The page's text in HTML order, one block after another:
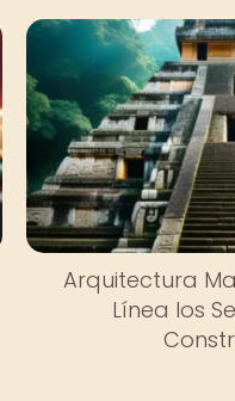
Arquitectura
Línea los